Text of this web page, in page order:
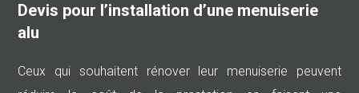
Devis pour l’installation d’une menuiserie
alu
Ceux qui souhaitent rénover leur menuiserie peuvent